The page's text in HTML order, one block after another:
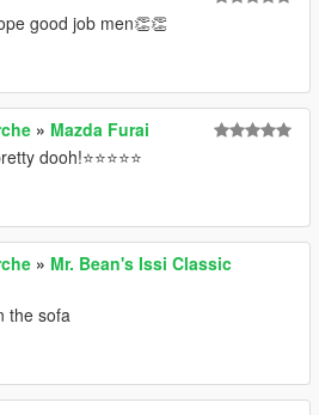
good job men👏👏
» Mazda Furai
dooh!⭐⭐⭐⭐⭐
» Mr. Bean's Issi Classic
the sofa